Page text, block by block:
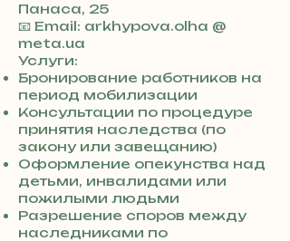
Панаса, 25
+
3
8
0
7
3
0
4
8
5
7
8
4
📧 Email: arkhypova.olha @
meta.ua
Услуги:
Бронирование работников на
период мобилизации
Консультации по процедуре
принятия наследства (по
закону или завещанию)
Оформление опекунства над
детьми, инвалидами или
пожилыми людьми
Разрешение споров между
наследниками по